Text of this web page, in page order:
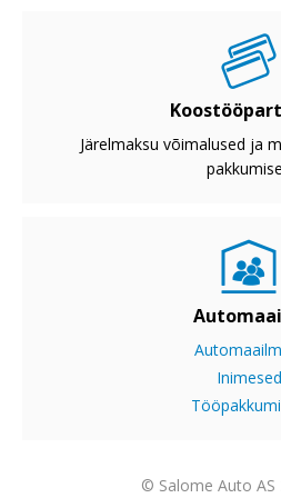
Järelmaksu võimalused ja
Inimesed
© Salome Auto AS